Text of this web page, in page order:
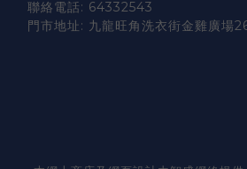
聯絡電話: 64332543
門市地址: 九龍旺角洗衣街金雞廣場